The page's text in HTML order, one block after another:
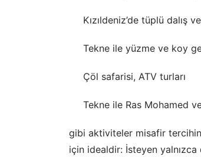
Kızıldeniz’de tüplü dalış
Tekne ile yüzme ve koy
Çöl safarisi, ATV turları
Tekne ile Ras Mohamed
gibi aktiviteler misafir
için idealdir: İsteyen